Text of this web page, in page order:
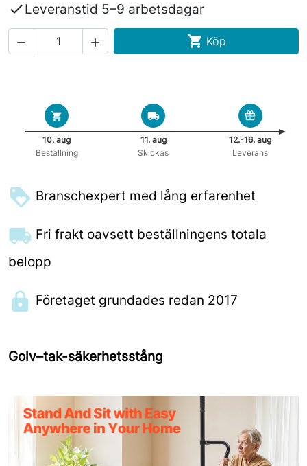
Leveranstid 5–9 arbetsdagar
   Köp
10. aug
Beställning
11. aug
Skickas
12.-16. aug
Leverans
Branschexpert med lång erfarenhet
Fri frakt oavsett beställningens totala
belopp
Företaget grundades redan 2017
Golv–tak-säkerhetsstång